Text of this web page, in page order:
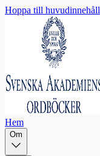
Hoppa till huvudinnehåll
Hem
Om